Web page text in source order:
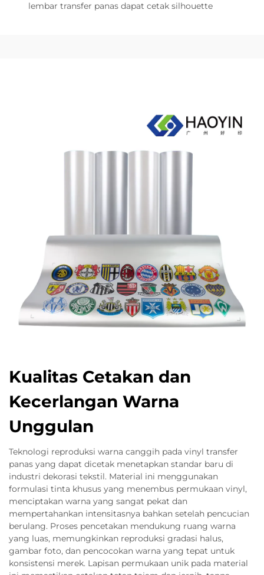
lembar transfer panas dapat cetak silhouette
Kualitas Cetakan dan
Kecerlangan Warna
Unggulan
Teknologi reproduksi warna canggih pada vinyl transfer
panas yang dapat dicetak menetapkan standar baru di
industri dekorasi tekstil. Material ini menggunakan
formulasi tinta khusus yang menembus permukaan vinyl,
menciptakan warna yang sangat pekat dan
mempertahankan intensitasnya bahkan setelah pencucian
berulang. Proses pencetakan mendukung ruang warna
yang luas, memungkinkan reproduksi gradasi halus,
gambar foto, dan pencocokan warna yang tepat untuk
konsistensi merek. Lapisan permukaan unik pada material